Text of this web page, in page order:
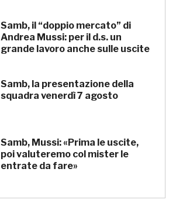
Samb, il “doppio mercato” di
Andrea Mussi: per il d.s. un
grande lavoro anche sulle uscite
Samb, la presentazione della
squadra venerdì 7 agosto
Samb, Mussi: «Prima le uscite,
poi valuteremo col mister le
entrate da fare»